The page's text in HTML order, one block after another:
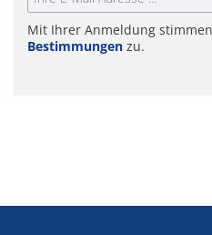
Mit Ihrer Anmeldung
Bestimmungen zu.